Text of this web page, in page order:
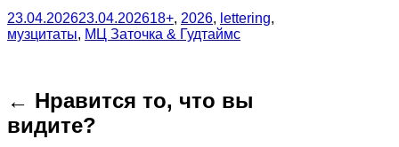
(18+)”
23.04.202623.04.202618+, 2026, lettering,
музцитаты, МЦ Заточка & Гудтаймс
← Нравится то, что вы
видите?